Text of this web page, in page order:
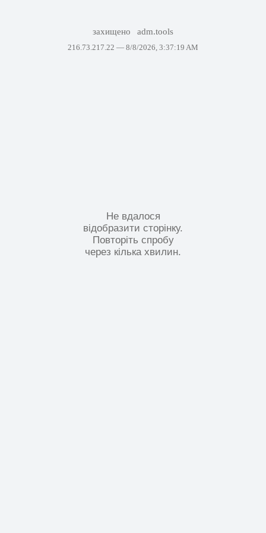
захищено adm.tools
216.73.217.22 — 8/8/2026, 3:37:19 AM
Не вдалося
відобразити сторінку.
Повторіть спробу
через кілька хвилин.